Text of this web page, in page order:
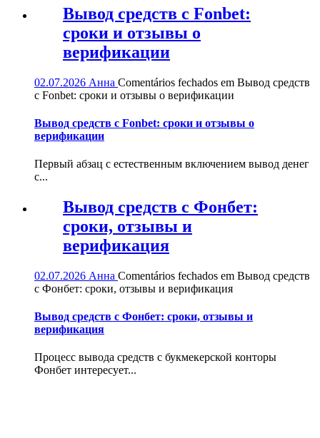
Вывод средств с Fonbet:
сроки и отзывы о
верификации
02.07.2026 Анна Comentários fechados em Вывод средств
с Fonbet: сроки и отзывы о верификации
Вывод средств с Fonbet: сроки и отзывы о
верификации
Первый абзац с естественным включением вывод денег
с...
Вывод средств с Фонбет:
сроки, отзывы и
верификация
02.07.2026 Анна Comentários fechados em Вывод средств
с Фонбет: сроки, отзывы и верификация
Вывод средств с Фонбет: сроки, отзывы и
верификация
Процесс вывода средств с букмекерской конторы
Фонбет интересует...